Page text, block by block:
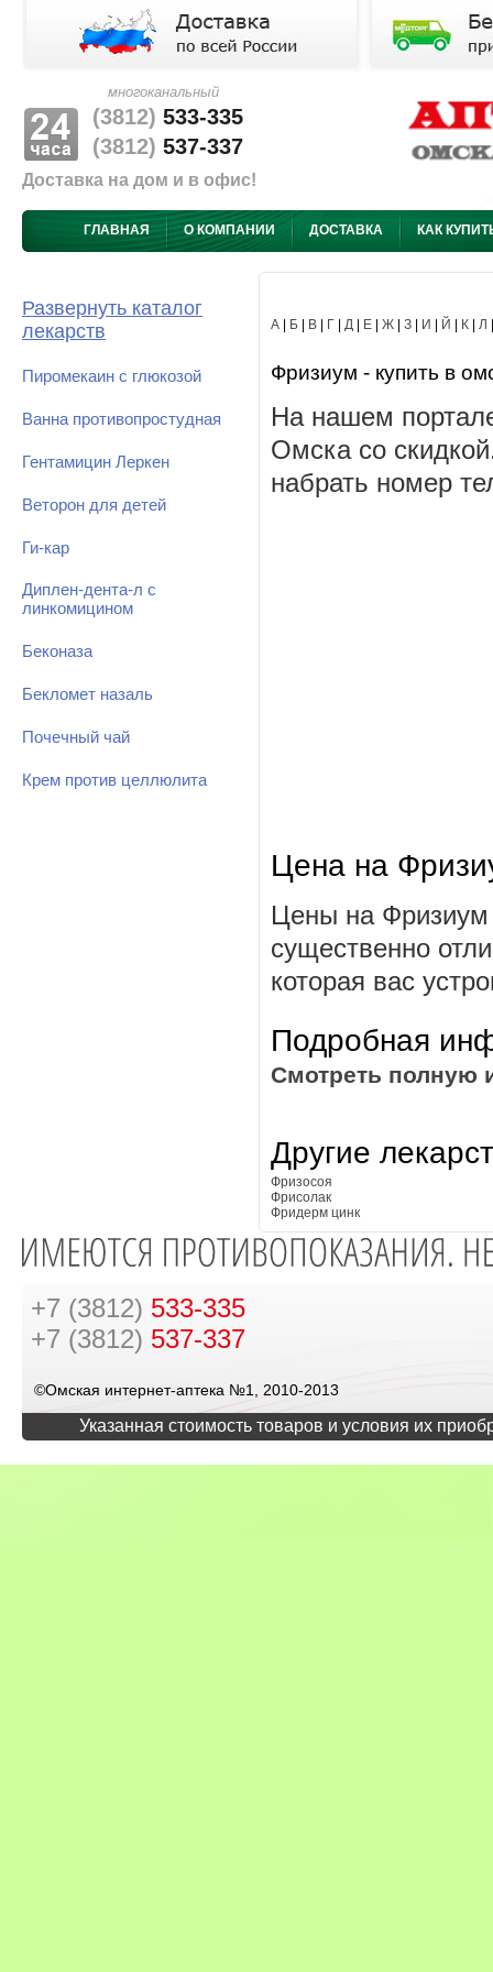
многоканальный
(3812) 533-335
(3812) 537-337
Доставка на дом и в офис!
ГЛАВНАЯ О КОМПАНИИ ДОСТАВКА КАК
Развернуть каталог
лекарств
Пиромекаин с глюкозой
Ванна противопростудная
Гентамицин Леркен
Веторон для детей
Ги-кар
Диплен-дента-л с
линкомицином
Беконаза
Бекломет назаль
Почечный чай
Крем против целлюлита
А Б В Г Д Е Ж З И Й К Л
Фризиум - купить в
На нашем
Омска со
набрать номер
Цена на
Цены на Фризиум
существенно
которая вас
Подробная
Смотреть полную
Другие
Фризосоя
Фрисолак
Фридерм цинк
+7 (3812) 533-335
+7 (3812) 537-337
©Омская интернет-аптека №1, 2010-2013
Указанная стоимость товаров и условия их